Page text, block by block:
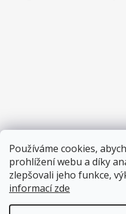
Používáme cookies,
prohlížení webu a díky
zlepšovali jeho funkce,
informací zde